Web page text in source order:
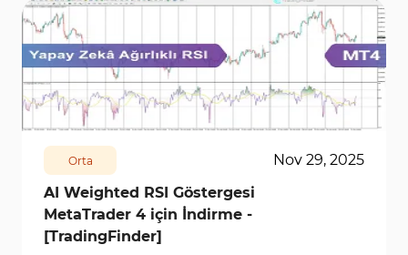
309 6590 0
Orta
Nov 29, 2025
AI Weighted RSI Göstergesi
MetaTrader 4 için İndirme -
[TradingFinder]